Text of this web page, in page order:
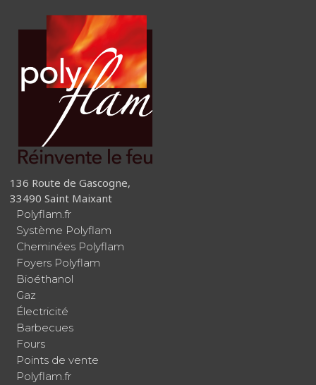
136 Route de Gascogne,
33490 Saint Maixant
Polyflam.fr
Système Polyflam
Cheminées Polyflam
Foyers Polyflam
Bioéthanol
Gaz
Électricité
Barbecues
Fours
Points de vente
Polyflam.fr